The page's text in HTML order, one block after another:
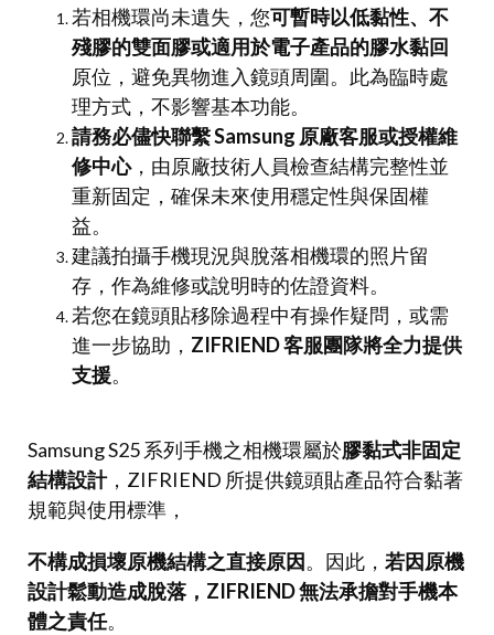
若相機環尚未遺失，您可暫時以低黏性、不
殘膠的雙面膠或適用於電子產品的膠水黏回
原位，避免異物進入鏡頭周圍。此為臨時處
理方式，不影響基本功能。
請務必儘快聯繫 Samsung 原廠客服或授權維
修中心，由原廠技術人員檢查結構完整性並
重新固定，確保未來使用穩定性與保固權
益。
建議拍攝手機現況與脫落相機環的照片留
存，作為維修或說明時的佐證資料。
若您在鏡頭貼移除過程中有操作疑問，或需
進一步協助， ZIFRIEND 客服團隊將全力提供
支援。
Samsung S25 系列手機之相機環屬於膠黏式非固定
結構設計，ZIFRIEND 所提供鏡頭貼產品符合黏著
規範與使用標準，
不構成損壞原機結構之直接原因。因此， 若因原機
設計鬆動造成脫落，ZIFRIEND 無法承擔對手機本
體之責任。